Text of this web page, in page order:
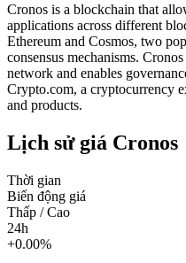
Cronos is a blockchain that
applications across different
Ethereum and Cosmos, two
consensus mechanisms.
network and enables
Crypto.com, a cryptocurrency
and products.
Lịch sử giá Cronos
Thời gian
Biến động giá
Thấp / Cao
24h
+0.00%